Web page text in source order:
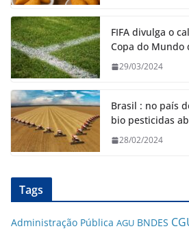
FIFA divulga o
Copa do Mundo
29/03/2024
Brasil : no país
bio pesticidas
28/02/2024
Tags
Administração Pública AGU BNDES